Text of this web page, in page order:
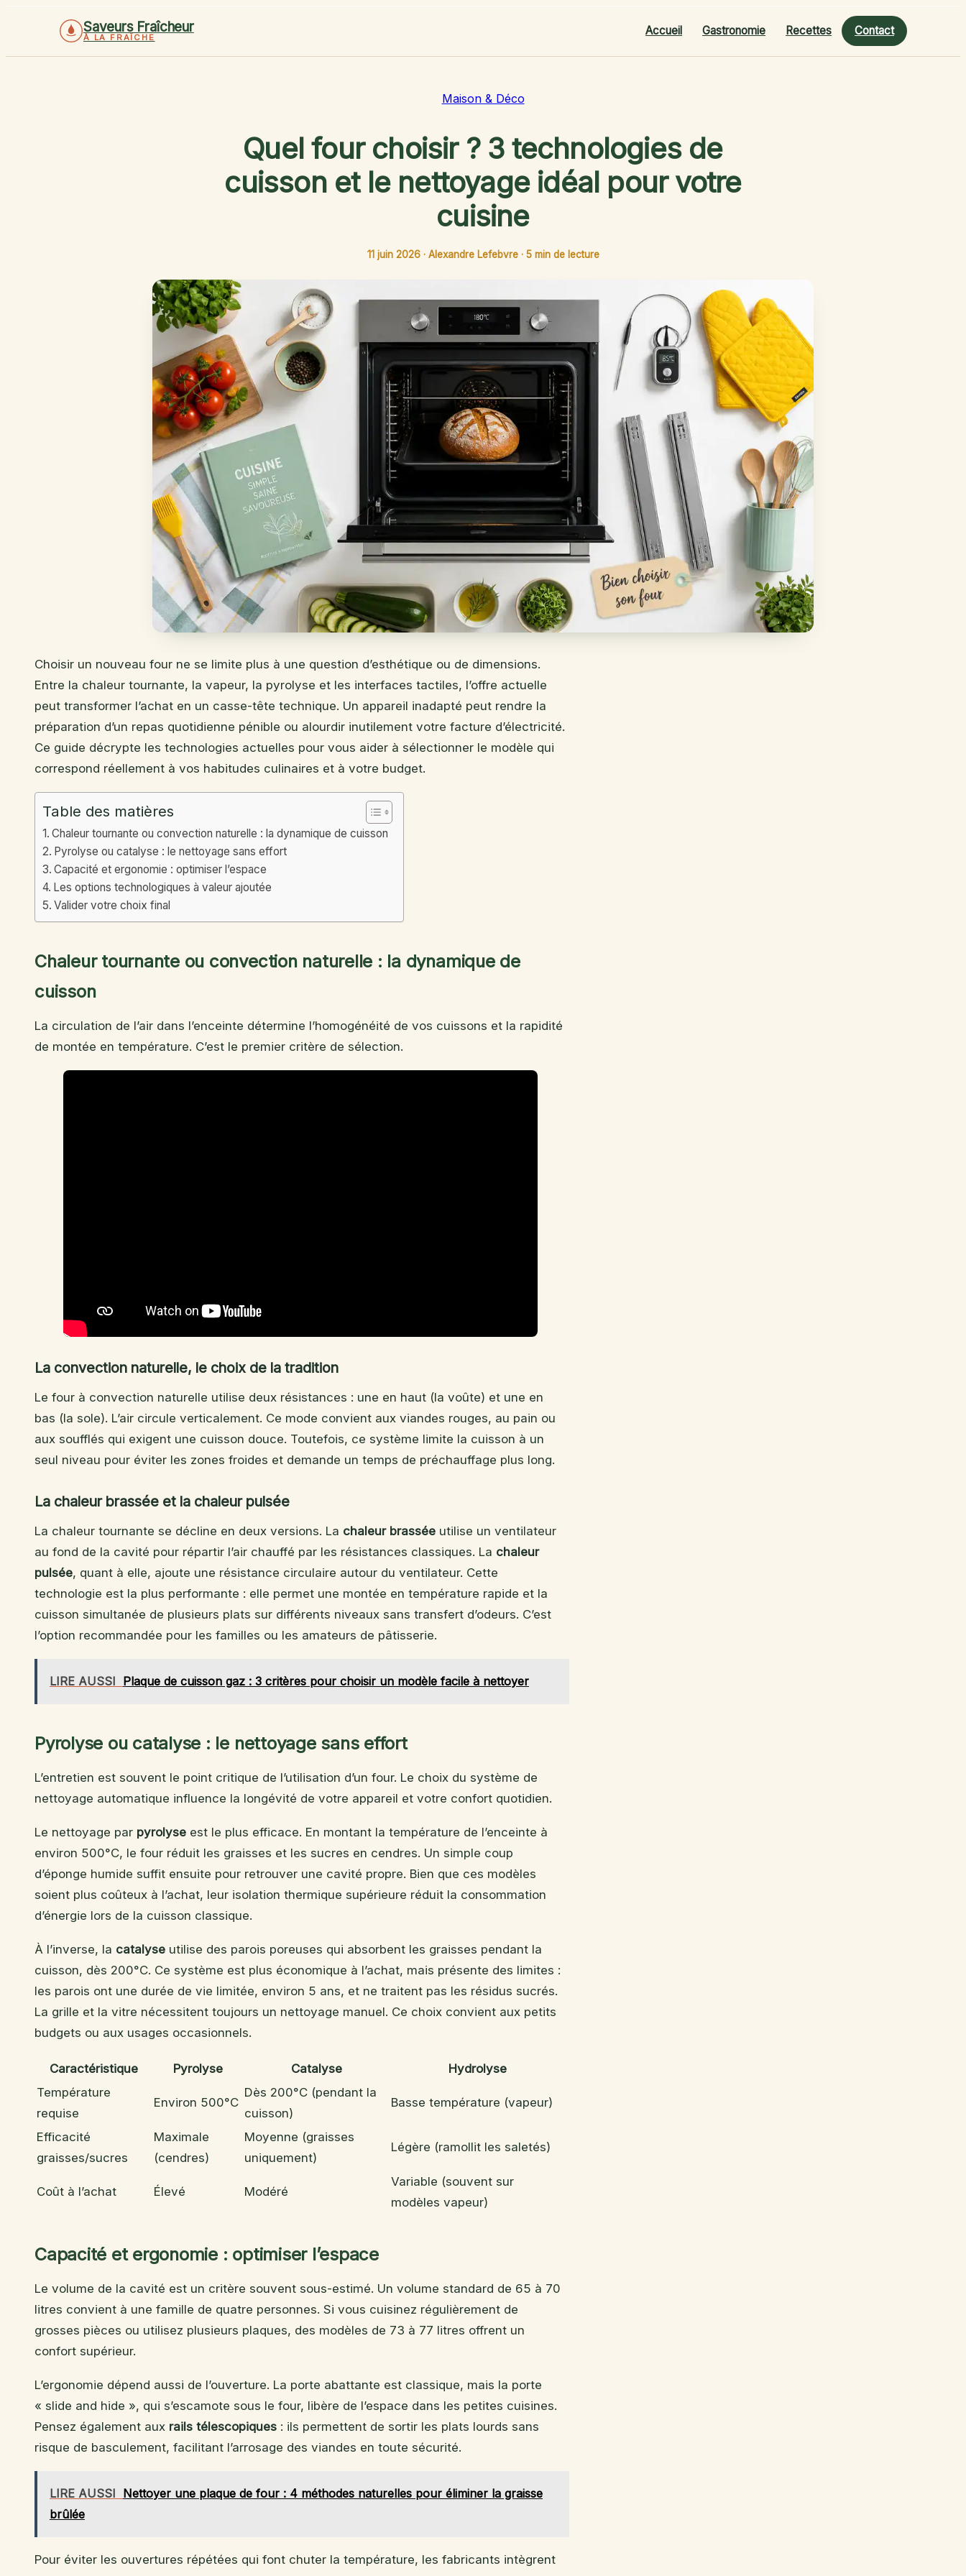
Saveurs Fraîcheur
À LA FRAÎCHE Accueil Gastronomie Recettes Contact
Maison & Déco
Quel four choisir ? 3 technologies de
cuisson et le nettoyage idéal pour votre
cuisine
11 juin 2026 · Alexandre Lefebvre · 5 min de lecture
Choisir un nouveau four ne se limite plus à une question d’esthétique ou de dimensions.
Entre la chaleur tournante, la vapeur, la pyrolyse et les interfaces tactiles, l’offre actuelle
peut transformer l’achat en un casse-tête technique. Un appareil inadapté peut rendre la
préparation d’un repas quotidienne pénible ou alourdir inutilement votre facture d’électricité.
Ce guide décrypte les technologies actuelles pour vous aider à sélectionner le modèle qui
correspond réellement à vos habitudes culinaires et à votre budget.
Table des matières
Chaleur tournante ou convection naturelle : la dynamique de cuisson
Pyrolyse ou catalyse : le nettoyage sans effort
Capacité et ergonomie : optimiser l’espace
Les options technologiques à valeur ajoutée
Valider votre choix final
Chaleur tournante ou convection naturelle : la dynamique de
cuisson
La circulation de l’air dans l’enceinte détermine l’homogénéité de vos cuissons et la rapidité
de montée en température. C’est le premier critère de sélection.
La convection naturelle, le choix de la tradition
Le four à convection naturelle utilise deux résistances : une en haut (la voûte) et une en
bas (la sole). L’air circule verticalement. Ce mode convient aux viandes rouges, au pain ou
aux soufflés qui exigent une cuisson douce. Toutefois, ce système limite la cuisson à un
seul niveau pour éviter les zones froides et demande un temps de préchauffage plus long.
La chaleur brassée et la chaleur pulsée
La chaleur tournante se décline en deux versions. La chaleur brassée utilise un ventilateur
au fond de la cavité pour répartir l’air chauffé par les résistances classiques. La chaleur
pulsée, quant à elle, ajoute une résistance circulaire autour du ventilateur. Cette
technologie est la plus performante : elle permet une montée en température rapide et la
cuisson simultanée de plusieurs plats sur différents niveaux sans transfert d’odeurs. C’est
l’option recommandée pour les familles ou les amateurs de pâtisserie.
LIRE AUSSI Plaque de cuisson gaz : 3 critères pour choisir un modèle facile à nettoyer
Pyrolyse ou catalyse : le nettoyage sans effort
L’entretien est souvent le point critique de l’utilisation d’un four. Le choix du système de
nettoyage automatique influence la longévité de votre appareil et votre confort quotidien.
Le nettoyage par pyrolyse est le plus efficace. En montant la température de l’enceinte à
environ 500°C, le four réduit les graisses et les sucres en cendres. Un simple coup
d’éponge humide suffit ensuite pour retrouver une cavité propre. Bien que ces modèles
soient plus coûteux à l’achat, leur isolation thermique supérieure réduit la consommation
d’énergie lors de la cuisson classique.
À l’inverse, la catalyse utilise des parois poreuses qui absorbent les graisses pendant la
cuisson, dès 200°C. Ce système est plus économique à l’achat, mais présente des limites :
les parois ont une durée de vie limitée, environ 5 ans, et ne traitent pas les résidus sucrés.
La grille et la vitre nécessitent toujours un nettoyage manuel. Ce choix convient aux petits
budgets ou aux usages occasionnels.
Caractéristique Pyrolyse Catalyse
Hydrolyse
Température
requise
Environ 500°C
Dès 200°C (pendant la
cuisson)
Basse température (vapeur)
Efficacité
graisses/sucres
Maximale
(cendres)
Moyenne (graisses
uniquement)
Légère (ramollit les saletés)
Coût à l’achat Élevé Modéré
Variable (souvent sur
modèles vapeur)
Capacité et ergonomie : optimiser l’espace
Le volume de la cavité est un critère souvent sous-estimé. Un volume standard de 65 à 70
litres convient à une famille de quatre personnes. Si vous cuisinez régulièrement de
grosses pièces ou utilisez plusieurs plaques, des modèles de 73 à 77 litres offrent un
confort supérieur.
L’ergonomie dépend aussi de l’ouverture. La porte abattante est classique, mais la porte
« slide and hide », qui s’escamote sous le four, libère de l’espace dans les petites cuisines.
Pensez également aux rails télescopiques : ils permettent de sortir les plats lourds sans
risque de basculement, facilitant l’arrosage des viandes en toute sécurité.
LIRE AUSSI Nettoyer une plaque de four : 4 méthodes naturelles pour éliminer la graisse
brûlée
Pour éviter les ouvertures répétées qui font chuter la température, les fabricants intègrent